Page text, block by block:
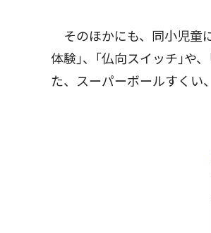
そのほかにも、同小児童
体験｣、｢仏向スイッチ｣や
た、スーパーボールすくい